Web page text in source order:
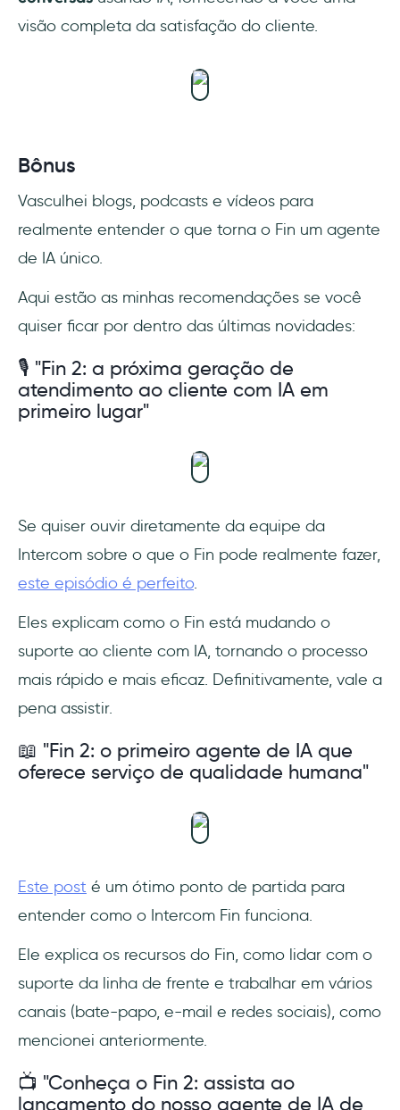
visão completa da satisfação do cliente.
Bônus
Vasculhei blogs, podcasts e vídeos para
realmente entender o que torna o Fin um agente
de IA único.
Aqui estão as minhas recomendações se você
quiser ficar por dentro das últimas novidades:
🎙 "Fin 2: a próxima geração de
atendimento ao cliente com IA em
primeiro lugar"
Se quiser ouvir diretamente da equipe da
Intercom sobre o que o Fin pode realmente fazer,
este episódio é perfeito.
Eles explicam como o Fin está mudando o
suporte ao cliente com IA, tornando o processo
mais rápido e mais eficaz. Definitivamente, vale a
pena assistir.
📖 "Fin 2: o primeiro agente de IA que
oferece serviço de qualidade humana"
Este post é um ótimo ponto de partida para
entender como o Intercom Fin funciona.
Ele explica os recursos do Fin, como lidar com o
suporte da linha de frente e trabalhar em vários
canais (bate-papo, e-mail e redes sociais), como
mencionei anteriormente.
📺 "Conheça o Fin 2: assista ao
lançamento do nosso agente de IA de